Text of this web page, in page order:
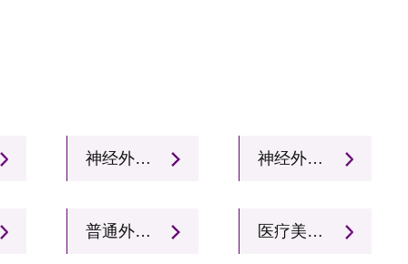
神经外科一病区（疼痛科） 神经外科二病区
普通外科（消化肿瘤） 医疗美容科